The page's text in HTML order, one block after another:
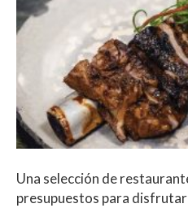
Una selección de
presupuestos para